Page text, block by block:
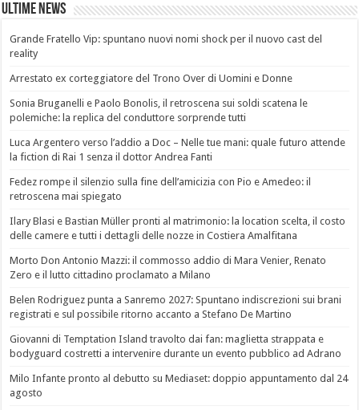
Ultime News
Grande Fratello Vip: spuntano nuovi nomi shock per il nuovo cast del
reality
Arrestato ex corteggiatore del Trono Over di Uomini e Donne
Sonia Bruganelli e Paolo Bonolis, il retroscena sui soldi scatena le
polemiche: la replica del conduttore sorprende tutti
Luca Argentero verso l’addio a Doc – Nelle tue mani: quale futuro attende
la fiction di Rai 1 senza il dottor Andrea Fanti
Fedez rompe il silenzio sulla fine dell’amicizia con Pio e Amedeo: il
retroscena mai spiegato
Ilary Blasi e Bastian Müller pronti al matrimonio: la location scelta, il costo
delle camere e tutti i dettagli delle nozze in Costiera Amalfitana
Morto Don Antonio Mazzi: il commosso addio di Mara Venier, Renato
Zero e il lutto cittadino proclamato a Milano
Belen Rodriguez punta a Sanremo 2027: Spuntano indiscrezioni sui brani
registrati e sul possibile ritorno accanto a Stefano De Martino
Giovanni di Temptation Island travolto dai fan: maglietta strappata e
bodyguard costretti a intervenire durante un evento pubblico ad Adrano
Milo Infante pronto al debutto su Mediaset: doppio appuntamento dal 24
agosto